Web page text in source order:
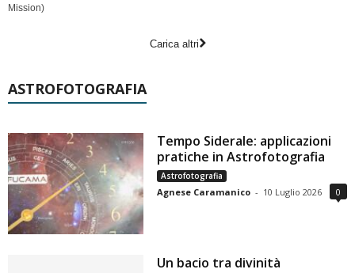
Mission)
Carica altri
ASTROFOTOGRAFIA
Tempo Siderale: applicazioni
pratiche in Astrofotografia
Astrofotografia
Agnese Caramanico - 10 Luglio 2026 0
Un bacio tra divinità